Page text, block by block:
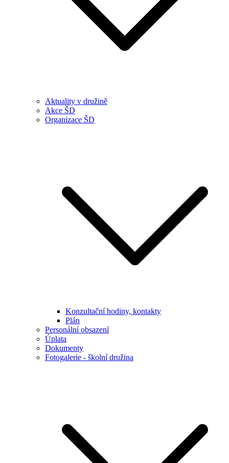
Aktuality v družině
Akce ŠD
Organizace ŠD
Konzultační hodiny, kontakty
Plán
Personální obsazení
Úplata
Dokumenty
Fotogalerie - školní družina